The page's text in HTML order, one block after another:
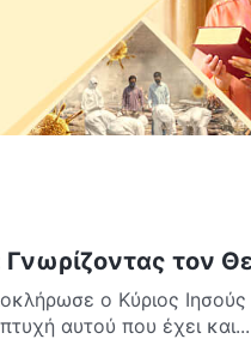
Γνωρίζοντας τον
ο Κύριος
αυτού που έχει και...